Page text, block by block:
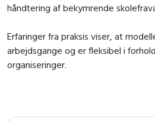
håndtering af bekymrende
Erfaringer fra praksis viser, at
arbejdsgange og er fleksibel i
organiseringer.